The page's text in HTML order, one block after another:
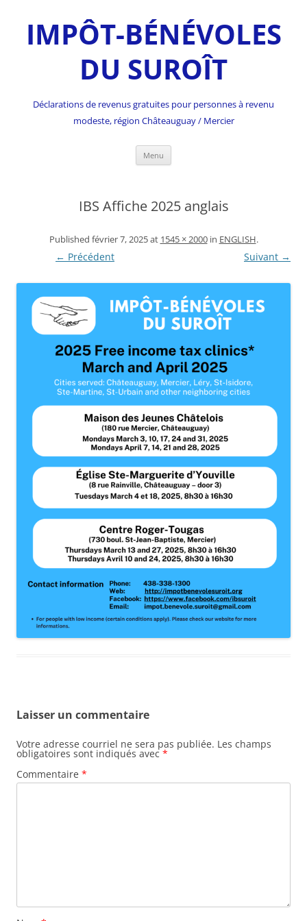
IMPÔT-BÉNÉVOLES
DU SUROÎT
Déclarations de revenus gratuites pour personnes à revenu
modeste, région Châteauguay / Mercier
Menu
IBS Affiche 2025 anglais
Published février 7, 2025at 1545 × 2000in ENGLISH.
← Précédent Suivant →
Laisser un commentaire
Votre adresse courriel ne sera pas publiée. Les champs
obligatoires sont indiqués avec *
Commentaire *